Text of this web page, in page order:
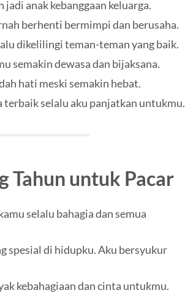
jadi anak kebanggaan keluarga.
berhenti bermimpi dan berusaha.
dikelilingi teman-teman yang baik.
semakin dewasa dan bijaksana.
hati meski semakin hebat.
selalu aku panjatkan untukmu.
Tahun untuk Pacar
selalu bahagia dan semua
spesial di hidupku. Aku bersyukur
kebahagiaan dan cinta untukmu.